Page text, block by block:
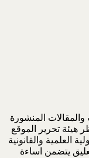
المنشورة
هيئة تحرير الموقع
العلمية والقانونية
يتضمن اساءة